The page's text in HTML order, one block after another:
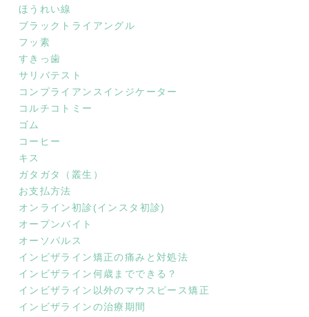
ほうれい線
ブラックトライアングル
フッ素
すきっ歯
サリバテスト
コンプライアンスインジケーター
コルチコトミー
ゴム
コーヒー
キス
ガタガタ（叢生）
お支払方法
オンライン初診(インスタ初診)
オープンバイト
オーソパルス
インビザライン矯正の痛みと対処法
インビザライン何歳までできる？
インビザライン以外のマウスピース矯正
インビザラインの治療期間